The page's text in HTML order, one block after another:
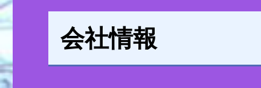
会社情報